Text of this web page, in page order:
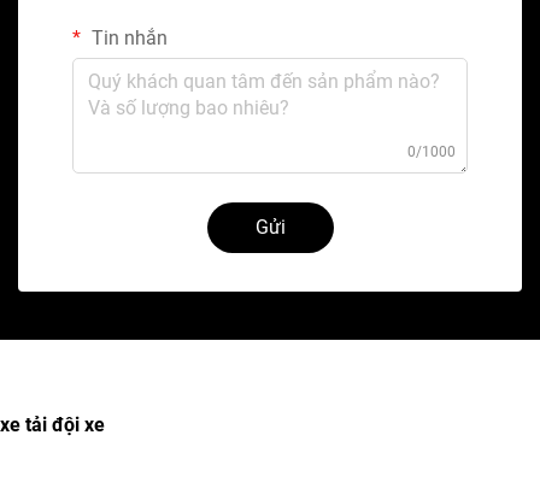
Tin nhắn
0/1000
Gửi
xe tải đội xe